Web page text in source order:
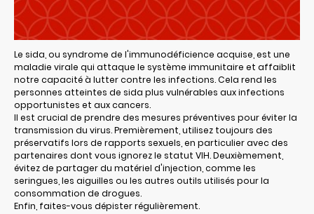
Le sida, ou syndrome de l'immunodéficience acquise, est une
maladie virale qui attaque le système immunitaire et affaiblit
notre capacité à lutter contre les infections. Cela rend les
personnes atteintes de sida plus vulnérables aux infections
opportunistes et aux cancers.
Il est crucial de prendre des mesures préventives pour éviter la
transmission du virus. Premièrement, utilisez toujours des
préservatifs lors de rapports sexuels, en particulier avec des
partenaires dont vous ignorez le statut VIH. Deuxièmement,
évitez de partager du matériel d'injection, comme les
seringues, les aiguilles ou les autres outils utilisés pour la
consommation de drogues.
Enfin, faites-vous dépister régulièrement.